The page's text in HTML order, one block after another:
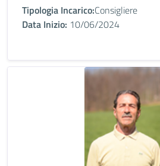
Tipologia Incarico:Consigliere
Data Inizio: 10/06/2024